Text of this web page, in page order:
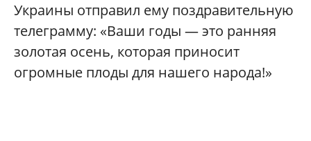
Украины отправил ему поздравительную
телеграмму: «Ваши годы — это ранняя
золотая осень, которая приносит
огромные плоды для нашего народа!»